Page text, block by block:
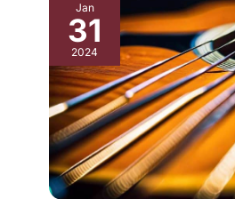
Jan
31
2024